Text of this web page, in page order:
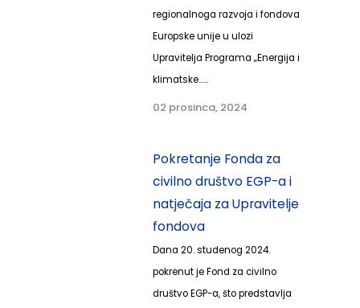
regionalnoga razvoja i fondova
Europske unije u ulozi
Upravitelja Programa „Energija i
klimatske......
02 prosinca, 2024
Pokretanje Fonda za
civilno društvo EGP-a i
natječaja za Upravitelje
fondova
Dana 20. studenog 2024.
pokrenut je Fond za civilno
društvo EGP-a, što predstavlja